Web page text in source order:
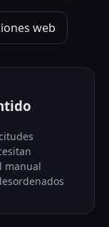
web
manual